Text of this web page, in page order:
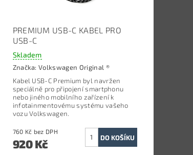
PREMIUM USB-C KABEL PRO
USB-C
Skladem
Značka:Volkswagen Original ®
Kabel USB-C Premium byl navržen
speciálně pro připojení smartphonu
nebo jiného mobilního zařízení k
infotainmentovému systému vašeho
vozu Volkswagen.
760 Kč bez DPH
920 Kč